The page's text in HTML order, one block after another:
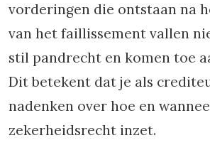
vorderingen die ontstaan na
van het faillissement vallen
stil pandrecht en komen toe
Dit betekent dat je als
nadenken over hoe en
zekerheidsrecht inzet.